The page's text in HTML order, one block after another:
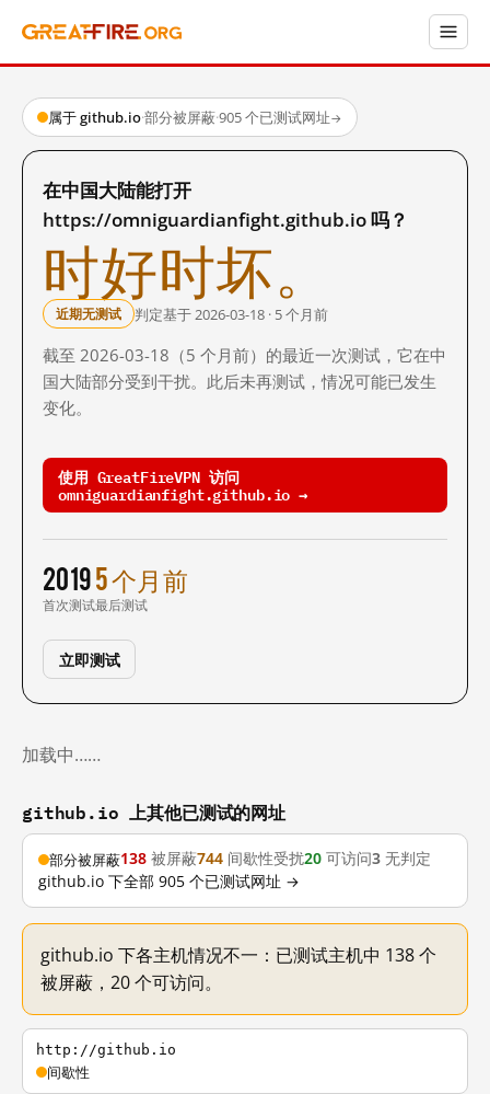
属于 github.io·部分被屏蔽·905 个已测试网址→
在中国大陆能打开
https://omniguardianfight.github.io 吗？
时好时坏。
近期无测试 判定基于 2026-03-18 · 5 个月前
截至 2026-03-18（5 个月前）的最近一次测试，它在中
国大陆部分受到干扰。此后未再测试，情况可能已发生
变化。
使用 GreatFireVPN 访问
omniguardianfight.github.io →
2019
首次测试
5 个月前
最后测试
立即测试
加载中……
github.io 上其他已测试的网址
部分被屏蔽138 被屏蔽744 间歇性受扰20 可访问3 无判定
github.io 下全部 905 个已测试网址 →
github.io 下各主机情况不一：已测试主机中 138 个
被屏蔽，20 个可访问。
http://github.io
间歇性